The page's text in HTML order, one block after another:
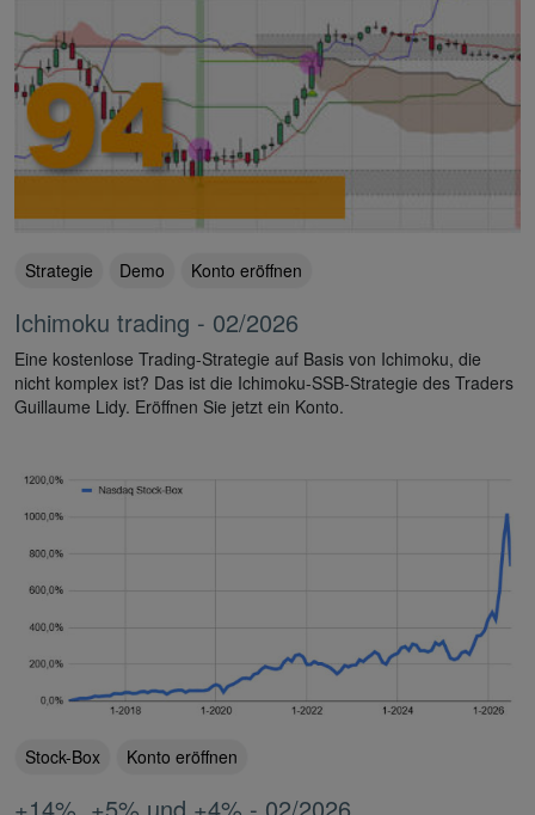
Strategie Demo Konto eröffnen
Ichimoku trading - 02/2026
Eine kostenlose Trading-Strategie auf Basis von Ichimoku, die
nicht komplex ist? Das ist die Ichimoku-SSB-Strategie des Traders
Guillaume Lidy. Eröffnen Sie jetzt ein Konto.
Stock-Box Konto eröffnen
+14%, +5% und +4% - 02/2026